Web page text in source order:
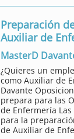
Preparación
Auxiliar de
MasterD
¿Quieres un
como Auxiliar de
Davante
prepara para las
de Enfermería
para la
de Auxiliar de